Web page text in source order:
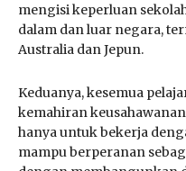
mengisi keperluan
dalam dan luar negara,
Australia dan Jepun.
Keduanya, kesemua
kemahiran
hanya untuk bekerja
mampu berperanan